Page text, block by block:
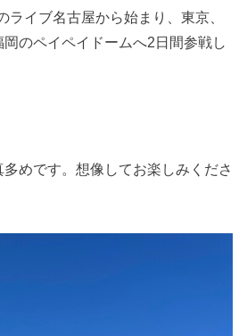
ライブ名古屋から始まり、東京、
のペイペイドームへ2日間参戦し
めです。想像してお楽しみくださ